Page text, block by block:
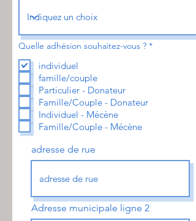
Quelle adhésion souhaitez-vous ? *O
individuel
famille/couple
Particulier - Donateur
Famille/Couple - Donateur
Individuel - Mécène
Famille/Couple - Mécène
adresse de rue
Adresse municipale ligne 2